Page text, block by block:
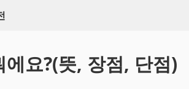
에요?(뜻, 장점, 단점)